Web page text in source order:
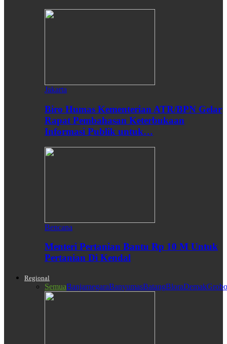
Jakarta
Biro Humas Kementerian ATR/BPN Gelar
Rapat Pembahasan Keterbukaan
Informasi Publik untuk…
Bencana
Menteri Pertanian Bantu Rp 10 M Untuk
Pertanian Di Kendal
Regional
SemuaBanjarnegaraBanyumasBatangBloraDemak